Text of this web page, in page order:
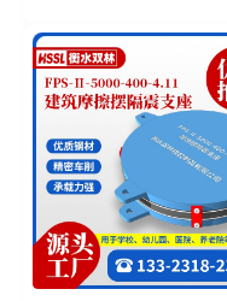
生产厂家